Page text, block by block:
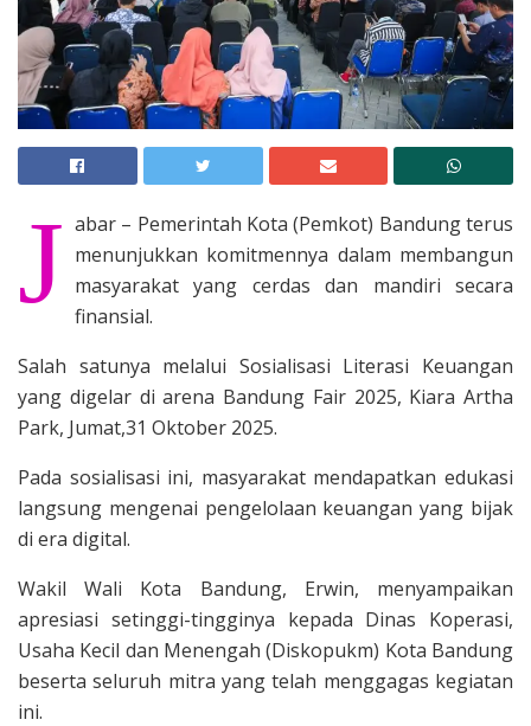
J abar – Pemerintah Kota (Pemkot) Bandung terus
menunjukkan komitmennya dalam membangun
masyarakat yang cerdas dan mandiri secara
finansial.
Salah satunya melalui Sosialisasi Literasi Keuangan
yang digelar di arena Bandung Fair 2025, Kiara Artha
Park, Jumat,31 Oktober 2025.
Pada sosialisasi ini, masyarakat mendapatkan edukasi
langsung mengenai pengelolaan keuangan yang bijak
di era digital.
Wakil Wali Kota Bandung, Erwin, menyampaikan
apresiasi setinggi-tingginya kepada Dinas Koperasi,
Usaha Kecil dan Menengah (Diskopukm) Kota Bandung
beserta seluruh mitra yang telah menggagas kegiatan
ini.